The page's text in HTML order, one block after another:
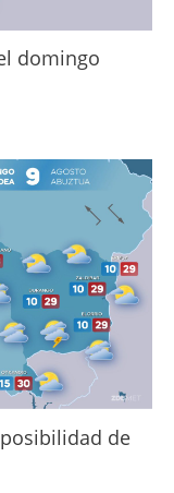
domingo
de